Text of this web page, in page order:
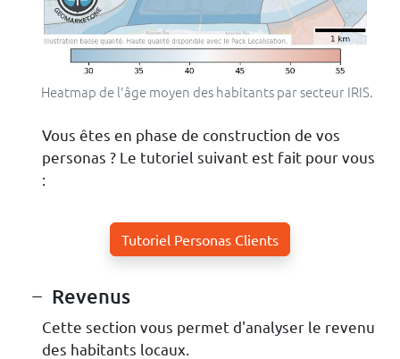
Heatmap de l'âge moyen des habitants par secteur IRIS.
Vous êtes en phase de construction de vos
personas ? Le tutoriel suivant est fait pour vous
:
Tutoriel Personas Clients
Revenus
Cette section vous permet d'analyser le revenu
des habitants locaux.